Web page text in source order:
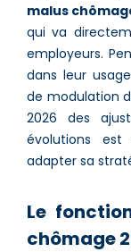
malus
qui va
employeurs.
dans leur
de modulation
2026 des
évolutions
adapter sa
Le
chômage